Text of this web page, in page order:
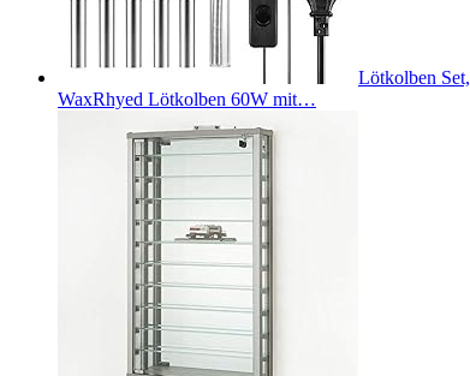
Lötkolben Set,
WaxRhyed Lötkolben 60W mit…